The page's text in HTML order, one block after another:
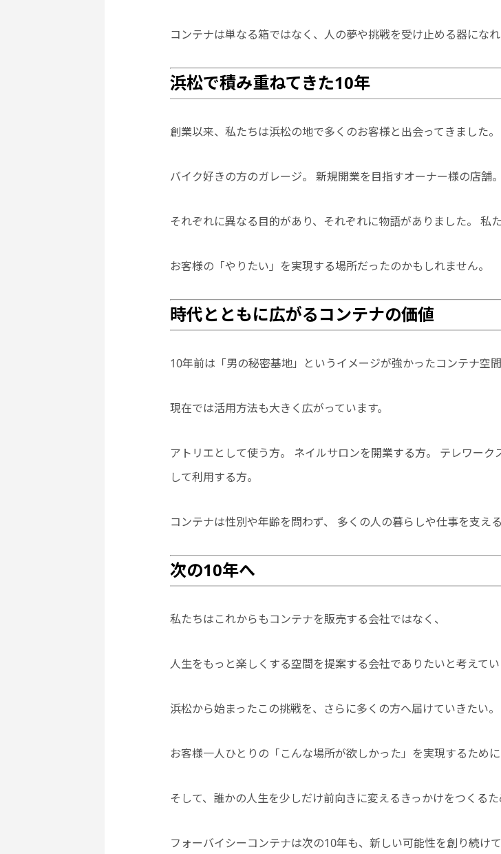
コンテナは単なる箱ではなく、人の夢や挑戦を受け止める器になれ
浜松で積み重ねてきた10年
創業以来、私たちは浜松の地で多くのお客様と出会ってきました。
バイク好きの方のガレージ。 新規開業を目指すオーナー様の店舗
それぞれに異なる目的があり、それぞれに物語がありました。 私
お客様の「やりたい」を実現する場所だったのかもしれません。
時代とともに広がるコンテナの価値
10年前は「男の秘密基地」というイメージが強かったコンテナ空間
現在では活用方法も大きく広がっています。
アトリエとして使う方。 ネイルサロンを開業する方。 テレワー
して利用する方。
コンテナは性別や年齢を問わず、 多くの人の暮らしや仕事を支え
次の10年へ
私たちはこれからもコンテナを販売する会社ではなく、
人生をもっと楽しくする空間を提案する会社でありたいと考えてい
浜松から始まったこの挑戦を、さらに多くの方へ届けていきたい。
お客様一人ひとりの「こんな場所が欲しかった」を実現するために
そして、誰かの人生を少しだけ前向きに変えるきっかけをつくるた
フォーバイシーコンテナは次の10年も、新しい可能性を創り続けて